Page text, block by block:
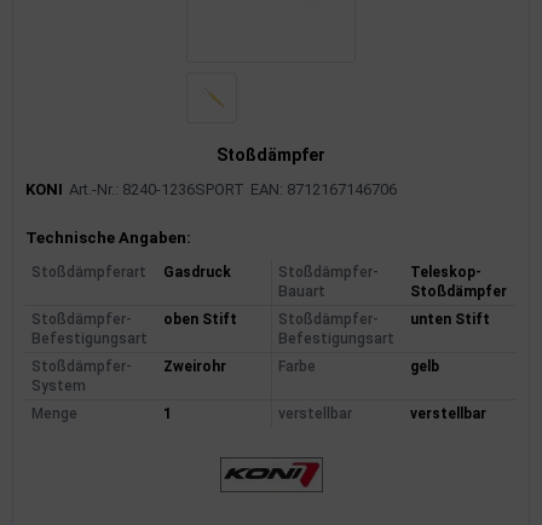
Stoßdämpfer
KONI Art.-Nr.: 8240-1236SPORT EAN: 8712167146706
Produktinformationen
Technische Angaben:
Stoßdämpferart Gasdruck
Stoßdämpfer-
Bauart
Teleskop-
Stoßdämpfer
Stoßdämpfer-
Befestigungsart
oben Stift
Stoßdämpfer-
Befestigungsart
unten Stift
Stoßdämpfer-
System
Zweirohr Farbe gelb
Menge 1 verstellbar verstellbar